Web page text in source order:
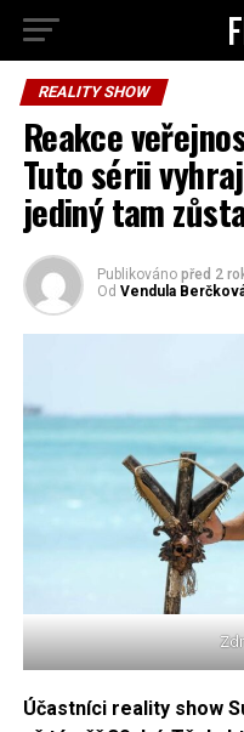
REALITY SHOW
Reakce
Tuto sérii
jediný tam
Publikováno před 2
Od Vendula
Účastníci reality show